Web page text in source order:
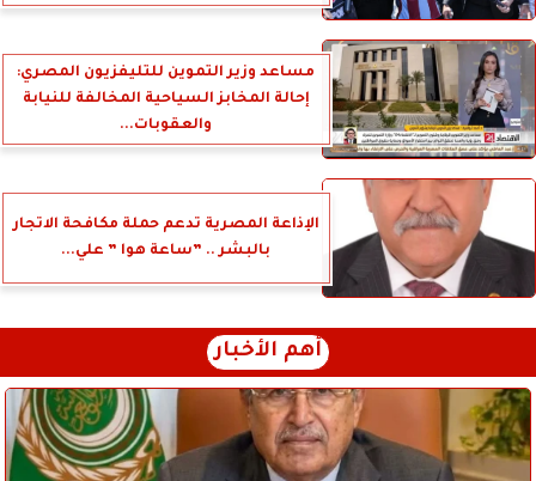
مساعد وزير التموين للتليفزيون المصري:
إحالة المخابز السياحية المخالفة للنيابة
والعقوبات...
الإذاعة المصرية تدعم حملة مكافحة الاتجار
بالبشر .. ”ساعة هوا ” علي...
أهم الأخبار